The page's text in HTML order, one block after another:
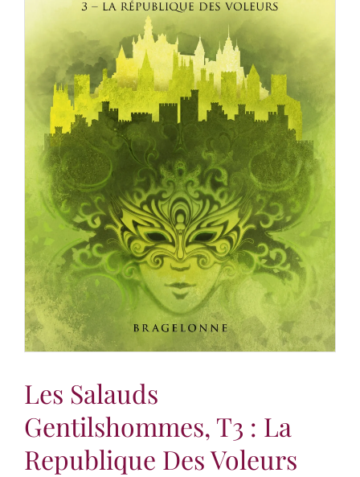
Les Salauds
Gentilshommes, T3 : La
Republique Des Voleurs